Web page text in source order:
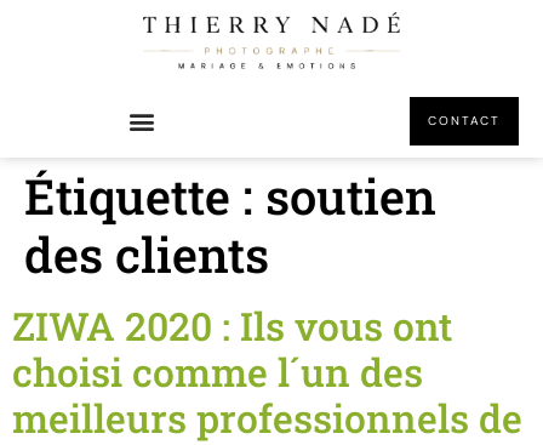
CONTACT
Étiquette : soutien
des clients
ZIWA 2020 : Ils vous ont
choisi comme l´un des
meilleurs professionnels de